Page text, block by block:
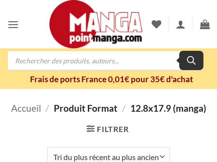
contenu
Recherche
Frais de ports France 0,01€ pour 35€ d'achat
Accueil / Produit Format / 12.8x17.9 (manga)
FILTRER